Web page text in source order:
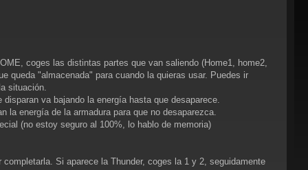
coges las distintas partes que van saliendo (Home1, home2,
queda "almacenada" para cuando la quieras usar. Puedes ir
situación.
va bajando la energía hasta que desaparece.
la energía de la armadura para que no desaparezca.
(no estoy seguro al 100%, lo hablo de memoria)
Si aparece la Thunder, coges la 1 y 2, seguidamente